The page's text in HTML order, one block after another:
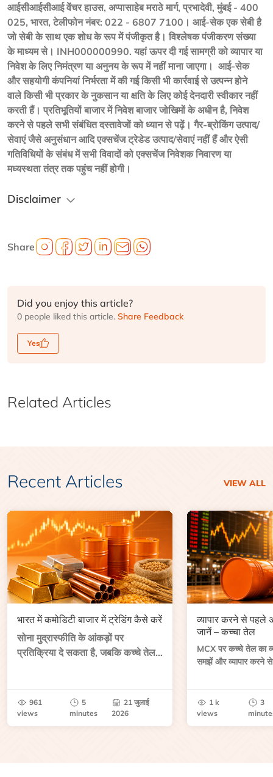
आईसीआईसीआई वेंचर हाउस, अप्पासाहेब मराठे मार्ग, प्रभादेवी, मुंबई - 400
025, भारत, टेलीफोन नंबर: 022 - 6807 7100। आई-सेक एक सेबी है
जो सेबी के साथ एक शोध के रूप में पंजीकृत है। विश्लेषक पंजीकरण संख्या
के माध्यम से। INH000000990. यहां ऊपर दी गई सामग्री को व्यापार या
निवेश के लिए निमंत्रण या अनुनय के रूप में नहीं माना जाएगा।  आई-सेक
और सहयोगी कंपनियां निर्भरता में की गई किसी भी कार्रवाई से उत्पन्न होने
वाले किसी भी प्रकार के नुकसान या क्षति के लिए कोई देनदारी स्वीकार नहीं
करती हैं। प्रतिभूतियों बाजार में निवेश बाजार जोखिमों के अधीन है, निवेश
करने से पहले सभी संबंधित दस्तावेजों को ध्यान से पढ़ें। गैर-ब्रोकिंग उत्पाद/
सेवाएं जैसे अनुसंधान आदि एक्सचेंज ट्रेडेड उत्पाद/सेवाएं नहीं हैं और ऐसी
गतिविधियों के संबंध में सभी विवादों को एक्सचेंज निवेशक निवारण या
मध्यस्थता तंत्र तक पहुंच नहीं होगी।
Disclaimer
Share
Did you enjoy this article?
0 people liked this article. Share Feedback
Yes
Related Articles
Recent Articles VIEW ALL
भारत में कमोडिटी बाजार में ट्रेडिंग कैसे करें
सोना मुद्रास्फीति के आंकड़ों पर
प्रतिक्रिया दे सकता है, जबकि कच्चे तेल
961
views
5
minutes
21 जुलाई
2026
व्यापार करने से पहले
जानें – कच्चा तेल
MCX पर कच्चे तेल का
समझें और व्यापार करने
जानें।1 k
views
3